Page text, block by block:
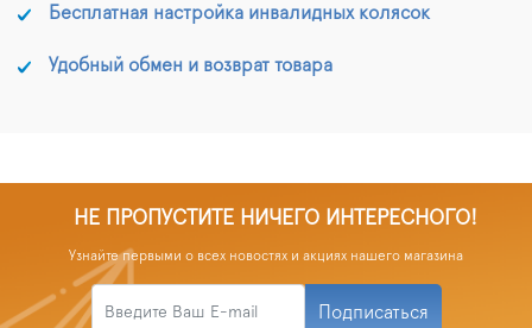
Бесплатная настройка инвалидных колясок
Удобный обмен и возврат товара
НЕ ПРОПУСТИТЕ НИЧЕГО ИНТЕРЕСНОГО!
Узнайте первыми о всех новостях и акциях нашего магазина
Подписаться